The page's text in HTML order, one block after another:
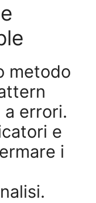
metodo
errori.
e
i